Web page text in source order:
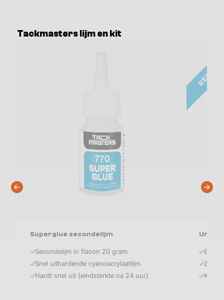
Tackmasters lijm en kit
Superglue secondelijm
Secondelijm in flacon 20 gram
Snel uithardende cyanoacrylaatlijm
Hardt snel uit (eindsterkte na 24 uur)
Zeer
Kit